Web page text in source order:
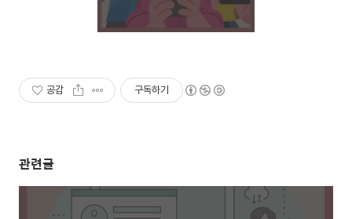
공감 구독하기
관련글